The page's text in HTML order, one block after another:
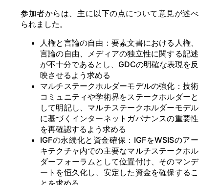
参加者からは、主に以下の点について意見が述べ
られました。
人権と言論の自由：要素文書における人権、
言論の自由、メディアの独立性に関する記述
が不十分であるとし、GDCの明確な表現を反
映させるよう求める
マルチステークホルダーモデルの強化：技術
コミュニティや学術界をステークホルダーと
して明記し、マルチステークホルダーモデル
に基づくインターネットガバナンスの重要性
を再確認するよう求める
IGFの永続化と資金確保：IGFをWSISのアー
キテクチャ内での主要なマルチステークホル
ダーフォーラムとして位置付け、そのマンデ
ートを恒久化し、安定した資金を確保するこ
とを求める